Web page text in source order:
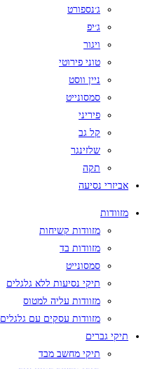
ג׳נספורט
ג׳יפ
ויגור
טוני פירוטי
ניין ווסט
סמסונייט
פיריני
קל גב
שלזינגר
תקה
אביזרי נסיעה
מזוודות
מזוודות קשיחות
מזוודות בד
סמסונייט
תיקי נסיעות ללא גלגלים
מזוודות עליה למטוס
מזוודות עסקים עם גלגלים
תיקי גברים
תיקי מחשב מבד